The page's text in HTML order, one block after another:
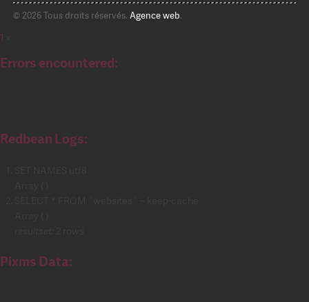
© 2026 Tous droits réservés. Agence web.
1
Errors encountered:
Redbean Logs:
Pixms Data: